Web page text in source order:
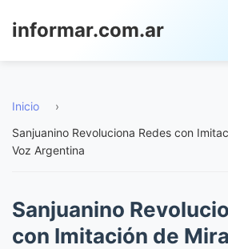
informar.com.ar
Inicio
›
Sanjuanino Revoluciona Redes con
Voz Argentina
Sanjuanino
con Imitación de